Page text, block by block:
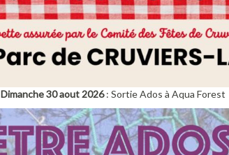
Dimanche 30 aout 2026: Sortie Ados à Aqua Forest